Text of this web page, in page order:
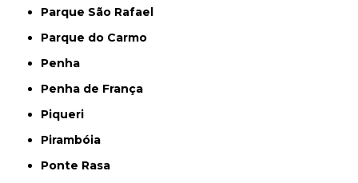
Parque São Rafael
Parque do Carmo
Penha
Penha de França
Piqueri
Pirambóia
Ponte Rasa